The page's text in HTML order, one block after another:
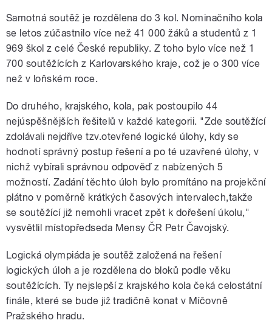
Samotná soutěž je rozdělena do 3 kol. Nominačního kola
se letos zúčastnilo více než 41 000 žáků a studentů z 1
969 škol z celé České republiky. Z toho bylo více než 1
700 soutěžících z Karlovarského kraje, což je o 300 více
než v loňském roce.
Do druhého, krajského, kola, pak postoupilo 44
nejúspěšnějších řešitelů v každé kategorii. "Zde soutěžící
zdolávali nejdříve tzv.otevřené logické úlohy, kdy se
hodnotí správný postup řešení a po té uzavřené úlohy, v
nichž vybírali správnou odpověď z nabízených 5
možností. Zadání těchto úloh bylo promítáno na projekční
plátno v poměrně krátkých časových intervalech,takže
se soutěžící již nemohli vracet zpět k dořešení úkolu,"
vysvětlil místopředseda Mensy ČR Petr Čavojský.
Logická olympiáda je soutěž založená na řešení
logických úloh a je rozdělena do bloků podle věku
soutěžících. Ty nejslepší z krajského kola čeká celostátní
finále, které se bude již tradičně konat v Míčovně
Pražského hradu.